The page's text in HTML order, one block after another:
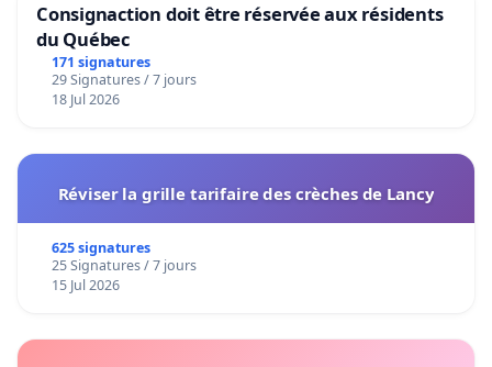
Consignaction doit être réservée aux résidents
du Québec
171 signatures
29 Signatures / 7 jours
18 Jul 2026
Réviser la grille tarifaire des crèches de Lancy
625 signatures
25 Signatures / 7 jours
15 Jul 2026